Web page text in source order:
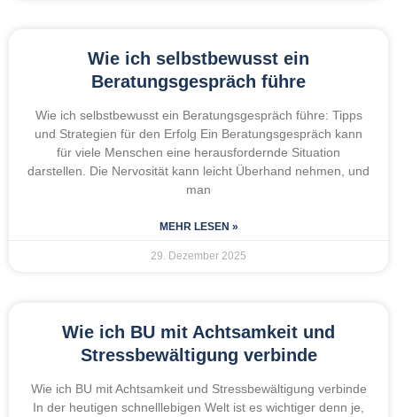
Wie ich selbstbewusst ein
Beratungsgespräch führe
Wie ich selbstbewusst ein Beratungsgespräch führe: Tipps
und Strategien für den Erfolg Ein Beratungsgespräch kann
für viele Menschen eine herausfordernde Situation
darstellen. Die Nervosität kann leicht Überhand nehmen, und
man
MEHR LESEN »
29. Dezember 2025
Wie ich BU mit Achtsamkeit und
Stressbewältigung verbinde
Wie ich BU mit Achtsamkeit und Stressbewältigung verbinde
In der heutigen schnelllebigen Welt ist es wichtiger denn je,